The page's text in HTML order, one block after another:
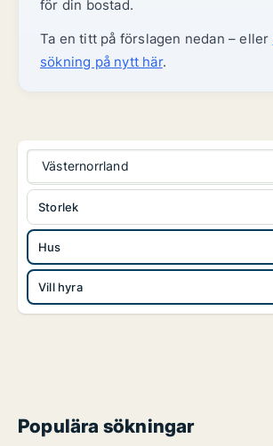
för din bostad.
Ta en titt på förslagen nedan – eller
sökning på nytt här.
Västernorrland
Hus
Vill hyra
Storlek
Populära sökningar